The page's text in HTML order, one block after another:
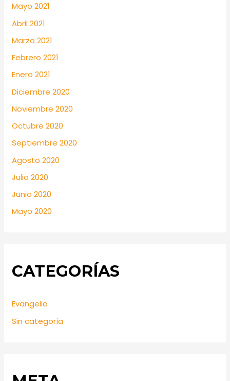
Mayo 2021
Abril 2021
Marzo 2021
Febrero 2021
Enero 2021
Diciembre 2020
Noviembre 2020
Octubre 2020
Septiembre 2020
Agosto 2020
Julio 2020
Junio 2020
Mayo 2020
CATEGORÍAS
Evangelio
Sin categoría